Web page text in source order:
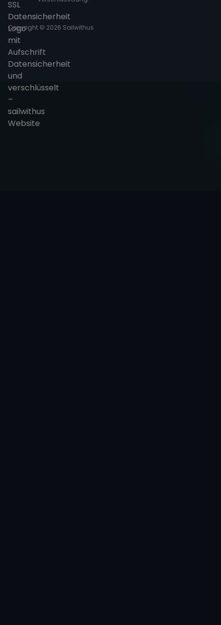
Copyright © 2026 Sailwithus